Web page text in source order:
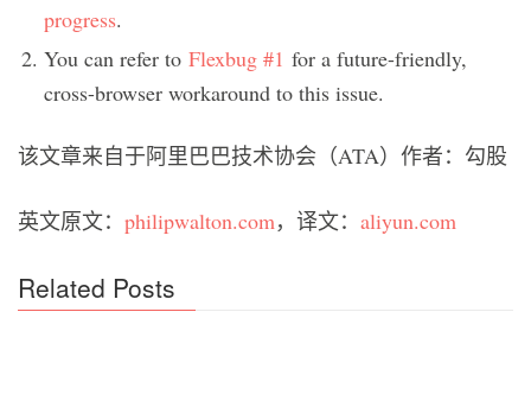
progress.
You can refer to Flexbug #1 for a future-friendly,
cross-browser workaround to this issue.
该文章来自于阿里巴巴技术协会（ATA）作者：勾股
英文原文： philipwalton.com，译文： aliyun.com
Related Posts